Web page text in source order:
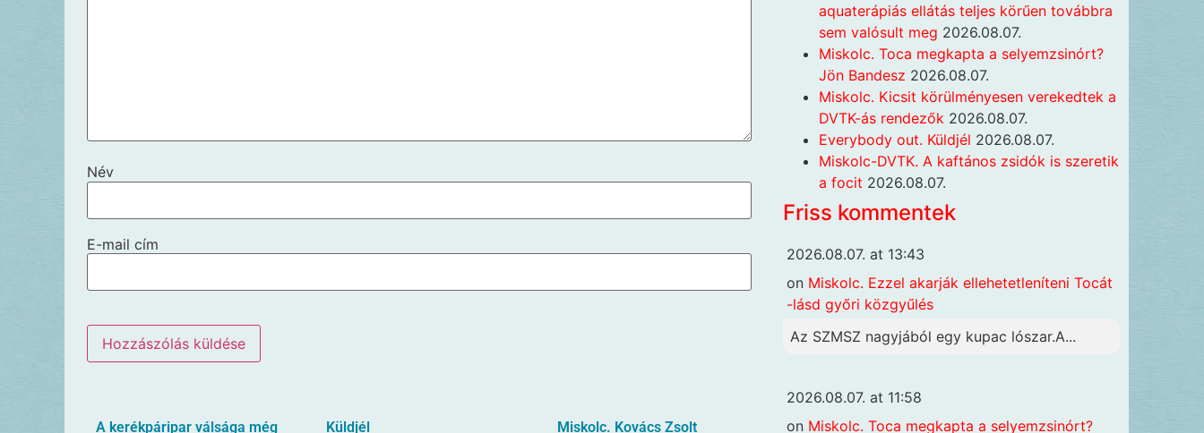
Név
E-mail cím
A kerékpáripar válsága még
Küldjél
Miskolc. Kovács Zsolt
aquaterápiás ellátás teljes körűen továbbra
sem valósult meg 2026.08.07.
Miskolc. Toca megkapta a selyemzsinórt?
Jön Bandesz 2026.08.07.
Miskolc. Kicsit körülményesen verekedtek a
DVTK-ás rendezők 2026.08.07.
Everybody out. Küldjél 2026.08.07.
Miskolc-DVTK. A kaftános zsidók is szeretik
a focit 2026.08.07.
Friss kommentek
2026.08.07. at 13:43
on Miskolc. Ezzel akarják ellehetetleníteni Tocát
-lásd győri közgyűlés
Az SZMSZ nagyjából egy kupac lószar.A...
2026.08.07. at 11:58
on Miskolc. Toca megkapta a selyemzsinórt?